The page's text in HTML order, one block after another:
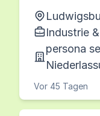
Industrie
persona
Vor 45 Tagen